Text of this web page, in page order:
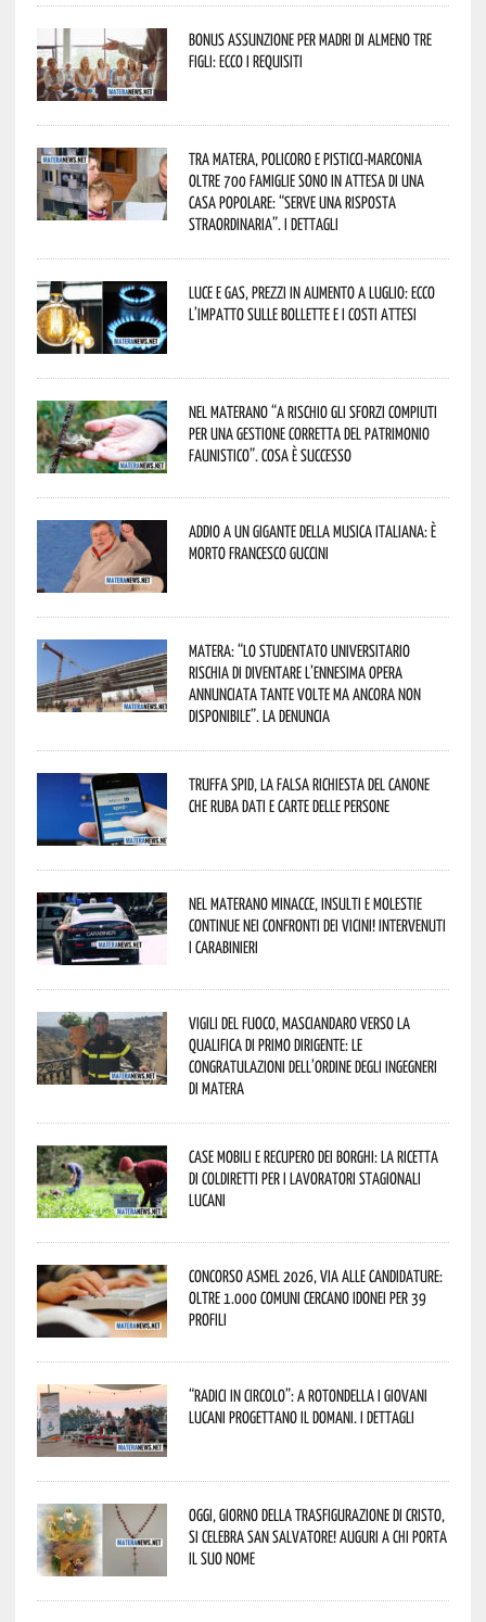
Bonus assunzione per madri di almeno tre
figli: ecco i requisiti
Tra Matera, Policoro e Pisticci-Marconia
oltre 700 famiglie sono in attesa di una
casa popolare: “serve una risposta
straordinaria”. I dettagli
Luce e gas, prezzi in aumento a luglio: ecco
l’impatto sulle bollette e i costi attesi
Nel materano “a rischio gli sforzi compiuti
per una gestione corretta del patrimonio
faunistico”. Cosa è successo
Addio a un gigante della musica italiana: è
morto Francesco Guccini
Matera: “Lo studentato universitario
rischia di diventare l’ennesima opera
annunciata tante volte ma ancora non
disponibile”. La denuncia
Truffa Spid, la falsa richiesta del canone
che ruba dati e carte delle persone
Nel materano minacce, insulti e molestie
continue nei confronti dei vicini! Intervenuti
i Carabinieri
Vigili del Fuoco, Masciandaro verso la
qualifica di Primo Dirigente: le
congratulazioni dell’Ordine degli Ingegneri
di Matera
Case mobili e recupero dei borghi: la ricetta
di Coldiretti per i lavoratori stagionali
lucani
Concorso Asmel 2026, via alle candidature:
oltre 1.000 Comuni cercano idonei per 39
profili
“Radici in Circolo”: a Rotondella i giovani
lucani progettano il domani. I dettagli
Oggi, giorno della Trasfigurazione di Cristo,
si celebra San Salvatore! Auguri a chi porta
il suo nome